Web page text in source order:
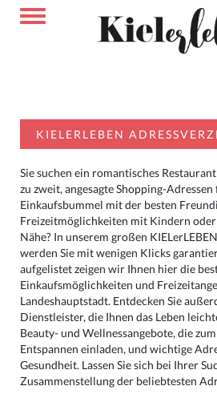
KIELERLEBEN
Sie suchen ein romantisches
zu zweit, angesagte Shopping-
Einkaufsbummel mit der besten
Freizeitmöglichkeiten mit Kindern
Nähe? In unserem großen
werden Sie mit wenigen Klicks
aufgelistet zeigen wir Ihnen hier die
Einkaufsmöglichkeiten und
Landeshauptstadt. Entdecken Sie
Dienstleister, die Ihnen das Leben
Beauty- und Wellnessangebote, die
Entspannen einladen, und wichtige
Gesundheit. Lassen Sie sich bei Ihrer
Zusammenstellung der beliebtesten